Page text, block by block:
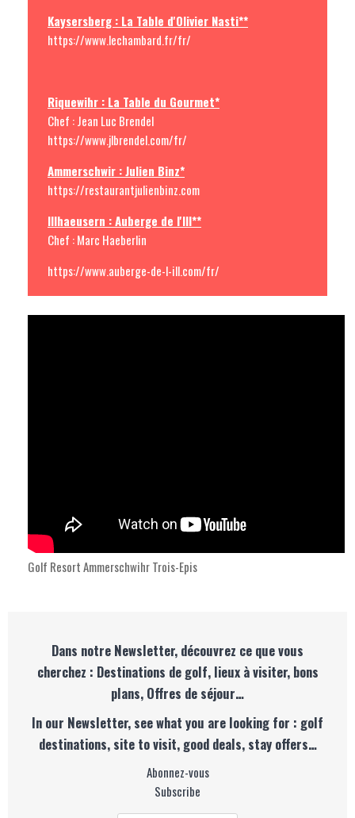
Kaysersberg : La Table d'Olivier Nasti**
https://www.lechambard.fr/fr/
Riquewihr : La Table du Gourmet*
Chef : Jean Luc Brendel
https://www.jlbrendel.com/fr/
Ammerschwir : Julien Binz*
https://restaurantjulienbinz.com
Illhaeusern : Auberge de l'Ill**
Chef : Marc Haeberlin
https://www.auberge-de-l-ill.com/fr/
Golf Resort Ammerschwihr Trois-Epis
Dans notre Newsletter, découvrez ce que vous
cherchez : Destinations de golf, lieux à visiter, bons
plans, Offres de séjour…
In our Newsletter, see what you are looking for : golf
destinations, site to visit, good deals, stay offers…
Abonnez-vous
Subscribe